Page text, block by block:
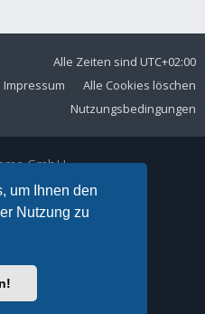
um Ihnen den
Nutzung zu
Alle Zeiten sind UTC+02:00
Alle Cookies löschen
Impressum
Nutzungsbedingungen
GmbH
102
59897 61
by